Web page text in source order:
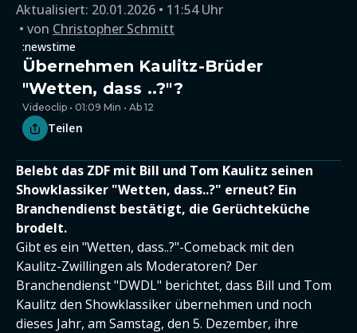
Aktualisiert: 20.01.2026 • 11:54 Uhr
von Christopher Schmitt
:newstime
Übernehmen Kaulitz-Brüder
"Wetten, dass ..?"?
Videoclip • 01:09 Min • Ab 12
Teilen
Belebt das ZDF mit Bill und Tom Kaulitz seinen
Showklassiker "Wetten, dass..?" erneut? Ein
Branchendienst bestätigt, die Gerüchteküche
brodelt.
Gibt es ein "Wetten, dass..?"-Comeback mit den
Kaulitz-Zwillingen als Moderatoren? Der
Branchendienst "DWDL" berichtet, dass Bill und Tom
Kaulitz den Showklassiker übernehmen und noch
dieses Jahr, am Samstag, den 5. Dezember, ihre